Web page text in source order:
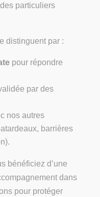
particuliers
distinguent par :
pour répondre
par des
nos autres
barrières
bénéficiez d’une
dans
pour protéger